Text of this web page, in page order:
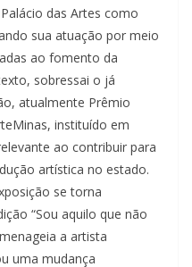
das Artes como
sua atuação por meio
ao fomento da
sobressai o já
atualmente Prêmio
instituído em
ao contribuir para
artística no estado.
se torna
“Sou aquilo que não
a artista
uma mudança